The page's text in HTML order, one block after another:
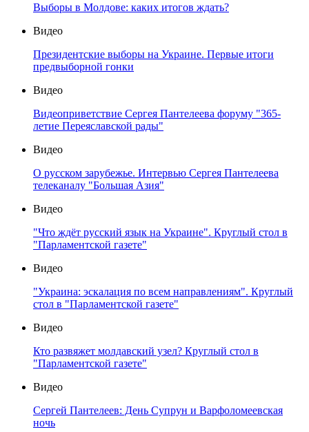
Выборы в Молдове: каких итогов ждать?
Видео
Президентские выборы на Украине. Первые итоги
предвыборной гонки
Видео
Видеоприветствие Сергея Пантелеева форуму "365-
летие Переяславской рады"
Видео
О русском зарубежье. Интервью Сергея Пантелеева
телеканалу "Большая Азия"
Видео
"Что ждёт русский язык на Украине". Круглый стол в
"Парламентской газете"
Видео
"Украина: эскалация по всем направлениям". Круглый
стол в "Парламентской газете"
Видео
Кто развяжет молдавский узел? Круглый стол в
"Парламентской газете"
Видео
Сергей Пантелеев: День Супрун и Варфоломеевская
ночь